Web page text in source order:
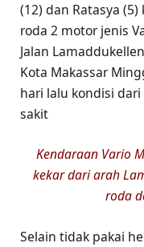
(12) dan Ratasya
roda 2 motor jenis
Jalan
Kota Makassar
hari lalu kondisi
sakit
Kendaraan Vario
kekar dari arah
roda
Selain tidak pakai